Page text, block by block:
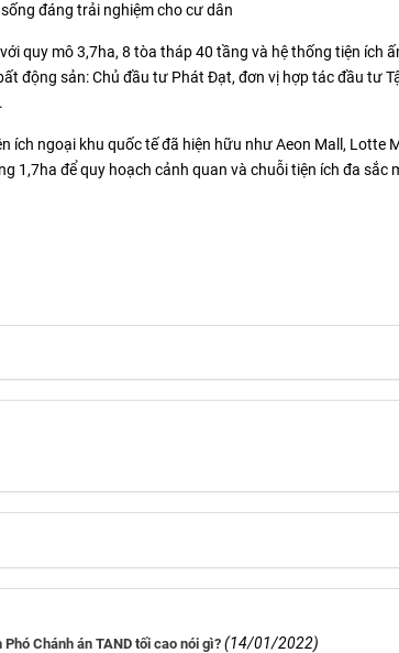
đáng trải nghiệm cho cư dân
quy mô 3,7ha, 8 tòa tháp 40 tầng và hệ thống tiện ích
động sản: Chủ đầu tư Phát Đạt, đơn vị hợp tác đầu tư
ích ngoại khu quốc tế đã hiện hữu như Aeon Mall, Lotte
1,7ha để quy hoạch cảnh quan và chuỗi tiện ích đa sắc
Chánh án TAND tối cao nói gì? (14/01/2022)